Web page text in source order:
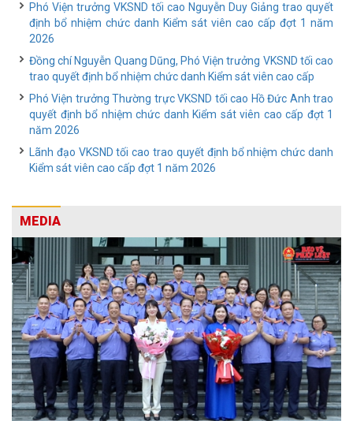
Phó Viện trưởng VKSND tối cao Nguyễn Duy Giảng trao quyết
định bổ nhiệm chức danh Kiểm sát viên cao cấp đợt 1 năm
2026
Đồng chí Nguyễn Quang Dũng, Phó Viện trưởng VKSND tối cao
trao quyết định bổ nhiệm chức danh Kiểm sát viên cao cấp
Phó Viện trưởng Thường trực VKSND tối cao Hồ Đức Anh trao
quyết định bổ nhiệm chức danh Kiểm sát viên cao cấp đợt 1
năm 2026
Lãnh đạo VKSND tối cao trao quyết định bổ nhiệm chức danh
Kiểm sát viên cao cấp đợt 1 năm 2026
MEDIA